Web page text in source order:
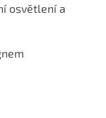
osvětlení a